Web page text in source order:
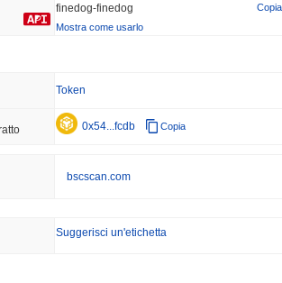
finedog-finedog
Copia
Mostra come usarlo
Token
0x54...fcdb Copia
bscscan.com
Suggerisci un'etichetta